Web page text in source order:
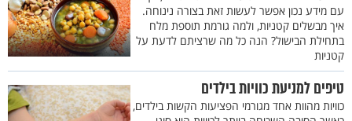
עם מידע נכון אפשר לעשות זאת בצורה נינוחה.
איך מבשלים קטניות, ולמה גורמת תוספת מלח
בתחילת הבישול? הנה כל מה שרציתם לדעת על
קטניות
טיפים למניעת כוויות בילדים
כוויות מהוות אחד מגורמי הפציעות הקשות בילדים,